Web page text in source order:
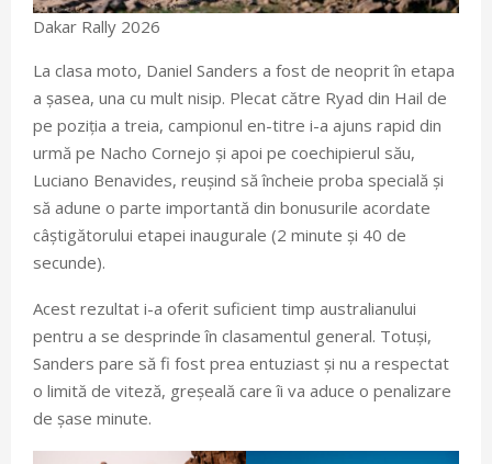
Dakar Rally 2026
La clasa moto, Daniel Sanders a fost de neoprit în etapa
a șasea, una cu mult nisip. Plecat către Ryad din Hail de
pe poziția a treia, campionul en-titre i-a ajuns rapid din
urmă pe Nacho Cornejo și apoi pe coechipierul său,
Luciano Benavides, reușind să încheie proba specială și
să adune o parte importantă din bonusurile acordate
câștigătorului etapei inaugurale (2 minute și 40 de
secunde).
Acest rezultat i-a oferit suficient timp australianului
pentru a se desprinde în clasamentul general. Totuși,
Sanders pare să fi fost prea entuziast și nu a respectat
o limită de viteză, greșeală care îi va aduce o penalizare
de șase minute.